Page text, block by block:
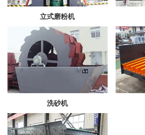
立式磨粉机
洗砂机